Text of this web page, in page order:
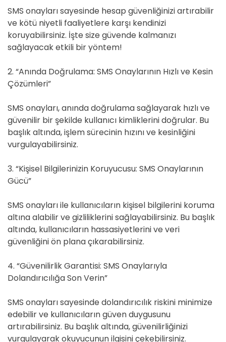
SMS onayları sayesinde hesap güvenliğinizi artırabilir
ve kötü niyetli faaliyetlere karşı kendinizi
koruyabilirsiniz. İşte size güvende kalmanızı
sağlayacak etkili bir yöntem!
2. “Anında Doğrulama: SMS Onaylarının Hızlı ve Kesin
Çözümleri”
SMS onayları, anında doğrulama sağlayarak hızlı ve
güvenilir bir şekilde kullanıcı kimliklerini doğrular. Bu
başlık altında, işlem sürecinin hızını ve kesinliğini
vurgulayabilirsiniz.
3. “Kişisel Bilgilerinizin Koruyucusu: SMS Onaylarının
Gücü”
SMS onayları ile kullanıcıların kişisel bilgilerini koruma
altına alabilir ve gizliliklerini sağlayabilirsiniz. Bu başlık
altında, kullanıcıların hassasiyetlerini ve veri
güvenliğini ön plana çıkarabilirsiniz.
4. “Güvenilirlik Garantisi: SMS Onaylarıyla
Dolandırıcılığa Son Verin”
SMS onayları sayesinde dolandırıcılık riskini minimize
edebilir ve kullanıcıların güven duygusunu
artırabilirsiniz. Bu başlık altında, güvenilirliğinizi
vurgulayarak okuyucunun ilgisini çekebilirsiniz.